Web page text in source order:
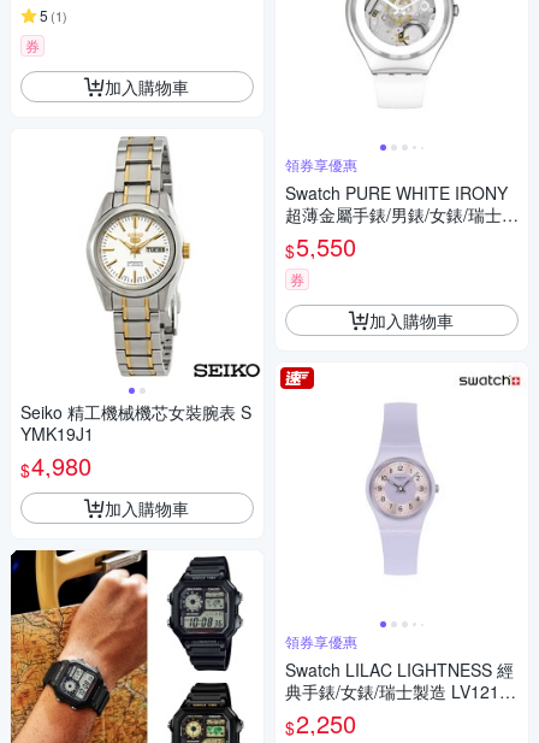
5 (1)
券
加入購物車
Seiko 精工機械機芯女裝腕表 S
YMK19J1
$4,980
加入購物車
領券享優惠
Swatch PURE WHITE IRONY
超薄金屬手錶/男錶/女錶/瑞士製
造 SYXS138 (42mm)
$5,550
券
加入購物車
領券享優惠
Swatch LILAC LIGHTNESS 經
典手錶/女錶/瑞士製造 LV121
(25mm)
$2,250